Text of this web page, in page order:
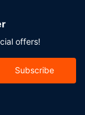
offers!
Subscribe